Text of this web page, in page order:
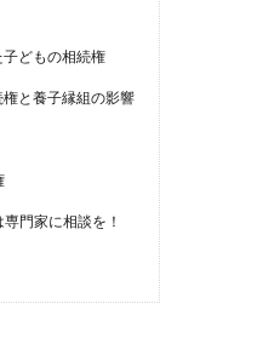
どもの相続権
と養子縁組の影響
門家に相談を！